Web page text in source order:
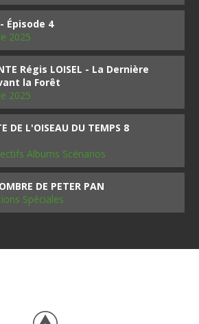
Épisode 4
2025
Régis LOISEL - La Dernière
la Forêt
2025
DE L'OISEAU DU TEMPS 8
Albums Scénarios
DE PETER PAN
Spéciales